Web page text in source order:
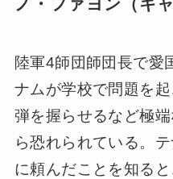
ノ・ファヨン（キ
陸軍4師団師団長で愛
ナムが学校で問題を
弾を握らせるなど極
ら恐れられている。
に頼んだことを知る